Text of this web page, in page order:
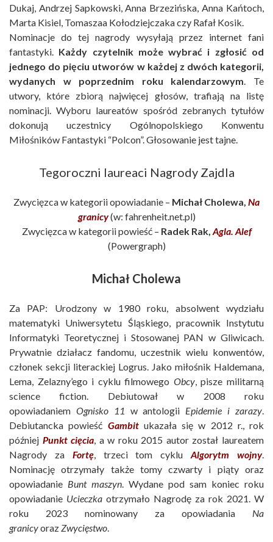
Dukaj, Andrzej Sapkowski, Anna Brzezińska, Anna Kańtoch,
Marta Kisiel, Tomaszaa Kołodziejczaka czy Rafał Kosik.
Nominacje do tej nagrody wysyłają przez internet fani
fantastyki. Każdy czytelnik może wybrać i zgłosić od
jednego do pięciu utworów w każdej z dwóch kategorii,
wydanych w poprzednim roku kalendarzowym. Te
utwory, które zbiorą najwięcej głosów, trafiają na listę
nominacji. Wyboru laureatów spośród zebranych tytułów
dokonują uczestnicy Ogólnopolskiego Konwentu
Miłośników Fantastyki “Polcon”. Głosowanie jest tajne.
Tegoroczni laureaci Nagrody Zajdla
Zwycięzca w kategorii opowiadanie – Michał Cholewa, Na
granicy(w: fahrenheit.net.pl)
Zwycięzca w kategorii powieść – Radek Rak, Agla. Alef
(Powergraph)
Michał Cholewa
Za PAP: Urodzony w 1980 roku, absolwent wydziału
matematyki Uniwersytetu Śląskiego, pracownik Instytutu
Informatyki Teoretycznej i Stosowanej PAN w Gliwicach.
Prywatnie działacz fandomu, uczestnik wielu konwentów,
członek sekcji literackiej Logrus. Jako miłośnik Haldemana,
Lema, Zelazny’ego i cyklu filmowego Obcy, pisze militarną
science fiction. Debiutował w 2008 roku
opowiadaniem Ognisko 11 w antologii Epidemie i zarazy.
Debiutancka powieść Gambit ukazała się w 2012 r., rok
później Punkt cięcia, a w roku 2015 autor został laureatem
Nagrody za Fortę, trzeci tom cykluAlgorytm wojny.
Nominację otrzymały także tomy czwarty i piąty oraz
opowiadanie Bunt maszyn. Wydane pod sam koniec roku
opowiadanie Ucieczka otrzymało Nagrodę za rok 2021. W
roku 2023 nominowany za opowiadania Na
granicyorazZwycięstwo.